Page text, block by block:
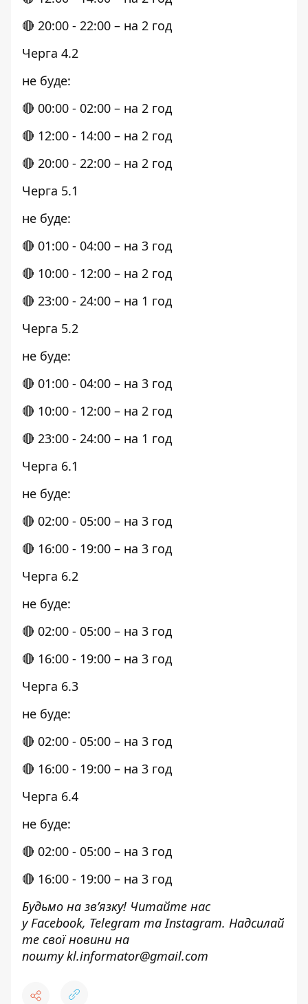
🔴 20:00 - 22:00 – на 2 год
Черга 4.2
не буде:
🔴 00:00 - 02:00 – на 2 год
🔴 12:00 - 14:00 – на 2 год
🔴 20:00 - 22:00 – на 2 год
Черга 5.1
не буде:
🔴 01:00 - 04:00 – на 3 год
🔴 10:00 - 12:00 – на 2 год
🔴 23:00 - 24:00 – на 1 год
Черга 5.2
не буде:
🔴 01:00 - 04:00 – на 3 год
🔴 10:00 - 12:00 – на 2 год
🔴 23:00 - 24:00 – на 1 год
Черга 6.1
не буде:
🔴 02:00 - 05:00 – на 3 год
🔴 16:00 - 19:00 – на 3 год
Черга 6.2
не буде:
🔴 02:00 - 05:00 – на 3 год
🔴 16:00 - 19:00 – на 3 год
Черга 6.3
не буде:
🔴 02:00 - 05:00 – на 3 год
🔴 16:00 - 19:00 – на 3 год
Черга 6.4
не буде:
🔴 02:00 - 05:00 – на 3 год
🔴 16:00 - 19:00 – на 3 год
Будьмо на зв’язку! Читайте нас
уFacebook, Telegram таInstagram. Надсилай
те свої новини на
поштуkl.informator@gmail.com